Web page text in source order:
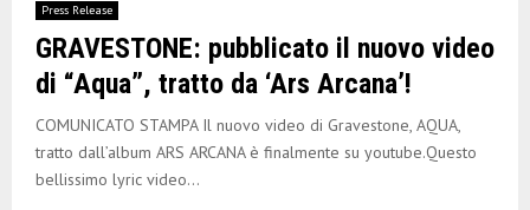
Press Release
GRAVESTONE: pubblicato il nuovo video
di “Aqua”, tratto da ‘Ars Arcana’!
COMUNICATO STAMPA Il nuovo video di Gravestone, AQUA,
tratto dall’album ARS ARCANA è finalmente su youtube.Questo
bellissimo lyric video...